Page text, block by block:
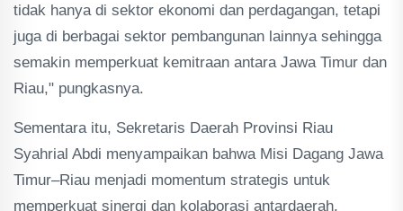
tidak hanya di sektor ekonomi dan perdagangan, tetapi
juga di berbagai sektor pembangunan lainnya sehingga
semakin memperkuat kemitraan antara Jawa Timur dan
Riau," pungkasnya.
Sementara itu, Sekretaris Daerah Provinsi Riau
Syahrial Abdi menyampaikan bahwa Misi Dagang Jawa
Timur–Riau menjadi momentum strategis untuk
memperkuat sinergi dan kolaborasi antardaerah.